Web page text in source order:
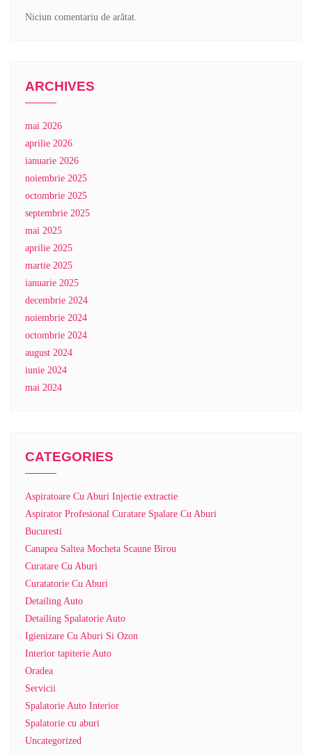
Niciun comentariu de arătat.
ARCHIVES
mai 2026
aprilie 2026
ianuarie 2026
noiembrie 2025
octombrie 2025
septembrie 2025
mai 2025
aprilie 2025
martie 2025
ianuarie 2025
decembrie 2024
noiembrie 2024
octombrie 2024
august 2024
iunie 2024
mai 2024
CATEGORIES
Aspiratoare Cu Aburi Injectie extractie
Aspirator Profesional Curatare Spalare Cu Aburi
Bucuresti
Canapea Saltea Mocheta Scaune Birou
Curatare Cu Aburi
Curatatorie Cu Aburi
Detailing Auto
Detailing Spalatorie Auto
Igienizare Cu Aburi Si Ozon
Interior tapiterie Auto
Oradea
Servicii
Spalatorie Auto Interior
Spalatorie cu aburi
Uncategorized